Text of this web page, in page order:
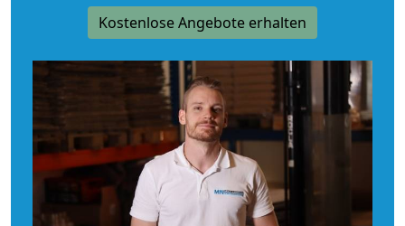
Kostenlose Angebote erhalten